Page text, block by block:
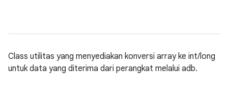
Class utilitas yang menyediakan konversi array ke int/long
untuk data yang diterima dari perangkat melalui adb.